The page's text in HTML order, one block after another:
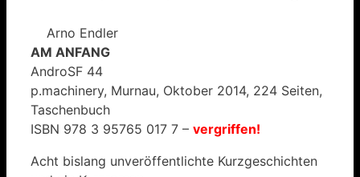
Arno Endler
AM ANFANG
AndroSF 44
p.machinery, Murnau, Oktober 2014, 224 Seiten,
Taschenbuch
ISBN 978 3 95765 017 7 – vergriffen!
Acht bislang unveröffentlichte Kurzgeschichten